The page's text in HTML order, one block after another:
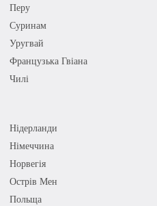
Перу
Суринам
Уругвай
Французька Гвіана
Чилі
Нідерланди
Німеччина
Норвегія
Острів Мен
Польща